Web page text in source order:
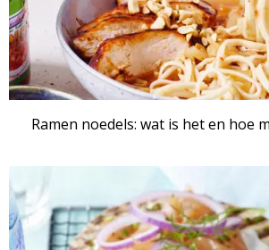
Ramen noedels: wat is het en hoe